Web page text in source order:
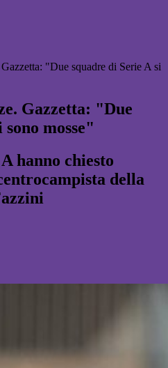
"Due squadre di Serie A si
Gazzetta: "Due
mosse"
hanno chiesto
della